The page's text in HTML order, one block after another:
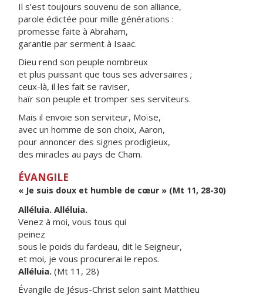
Il s’est toujours souvenu de son alliance,
parole édictée pour mille générations :
promesse faite à Abraham,
garantie par serment à Isaac.
Dieu rend son peuple nombreux
et plus puissant que tous ses adversaires ;
ceux-là, il les fait se raviser,
haïr son peuple et tromper ses serviteurs.
Mais il envoie son serviteur, Moïse,
avec un homme de son choix, Aaron,
pour annoncer des signes prodigieux,
des miracles au pays de Cham.
ÉVANGILE
« Je suis doux et humble de cœur » (Mt 11, 28-30)
Alléluia. Alléluia.
Venez à moi, vous tous qui
peinez
sous le poids du fardeau, dit le Seigneur,
et moi, je vous procurerai le repos.
Alléluia. (Mt 11, 28)
Évangile de Jésus-Christ selon saint Matthieu